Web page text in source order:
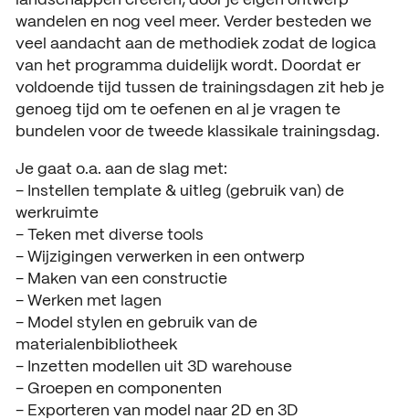
wandelen en nog veel meer. Verder besteden we
veel aandacht aan de methodiek zodat de logica
van het programma duidelijk wordt. Doordat er
voldoende tijd tussen de trainingsdagen zit heb je
genoeg tijd om te oefenen en al je vragen te
bundelen voor de tweede klassikale trainingsdag.
Je gaat o.a. aan de slag met:
– Instellen template & uitleg (gebruik van) de
werkruimte
– Teken met diverse tools
– Wijzigingen verwerken in een ontwerp
– Maken van een constructie
– Werken met lagen
– Model stylen en gebruik van de
materialenbibliotheek
– Inzetten modellen uit 3D warehouse
– Groepen en componenten
– Exporteren van model naar 2D en 3D